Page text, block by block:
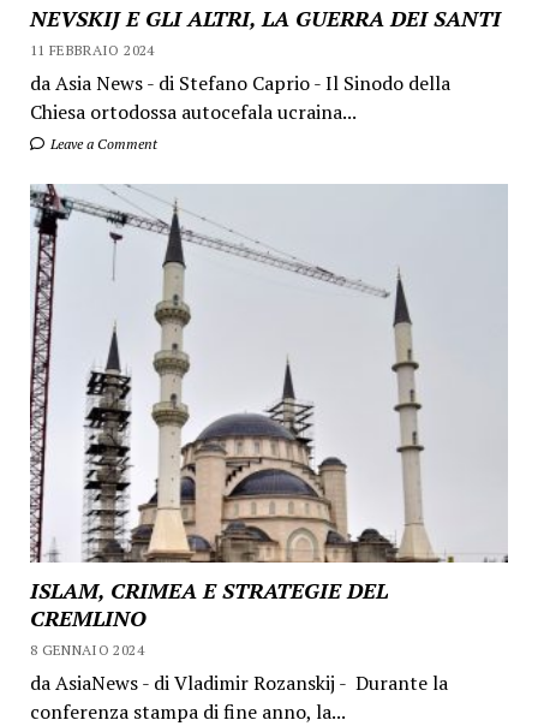
NEVSKIJ E GLI ALTRI, LA GUERRA DEI SANTI
11 FEBBRAIO 2024
da Asia News - di Stefano Caprio - Il Sinodo della
Chiesa ortodossa autocefala ucraina...
Leave a Comment
ISLAM, CRIMEA E STRATEGIE DEL
CREMLINO
8 GENNAIO 2024
da AsiaNews - di Vladimir Rozanskij - Durante la
conferenza stampa di fine anno, la...